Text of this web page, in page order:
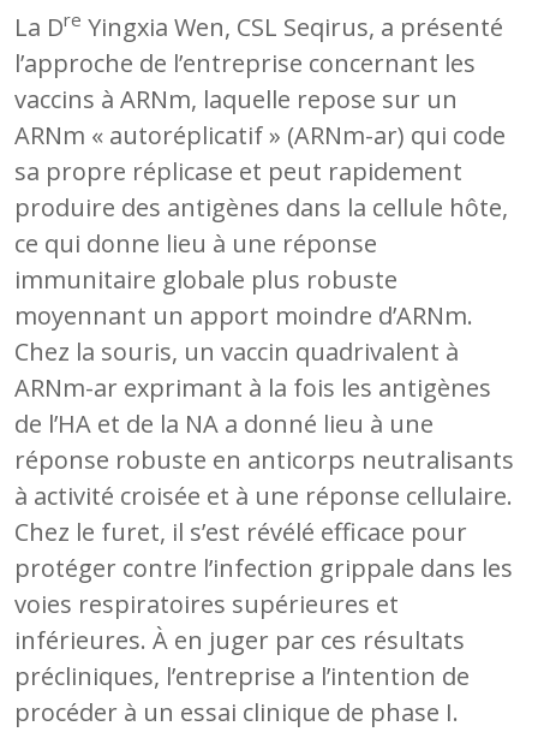
La Dre Yingxia Wen, CSL Seqirus, a présenté
l’approche de l’entreprise concernant les
vaccins à ARNm, laquelle repose sur un
ARNm « autoréplicatif » (ARNm-ar) qui code
sa propre réplicase et peut rapidement
produire des antigènes dans la cellule hôte,
ce qui donne lieu à une réponse
immunitaire globale plus robuste
moyennant un apport moindre d’ARNm.
Chez la souris, un vaccin quadrivalent à
ARNm-ar exprimant à la fois les antigènes
de l’HA et de la NA a donné lieu à une
réponse robuste en anticorps neutralisants
à activité croisée et à une réponse cellulaire.
Chez le furet, il s’est révélé efficace pour
protéger contre l’infection grippale dans les
voies respiratoires supérieures et
inférieures. À en juger par ces résultats
précliniques, l’entreprise a l’intention de
procéder à un essai clinique de phase I.